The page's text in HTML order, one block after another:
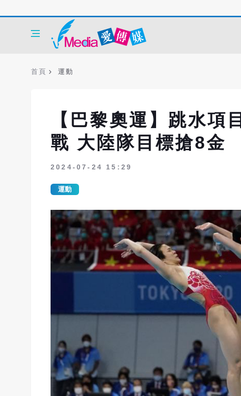
首頁 運動
【巴黎奧運】跳水項
戰 大陸隊目標搶8金
2024-07-24 15:29
運動